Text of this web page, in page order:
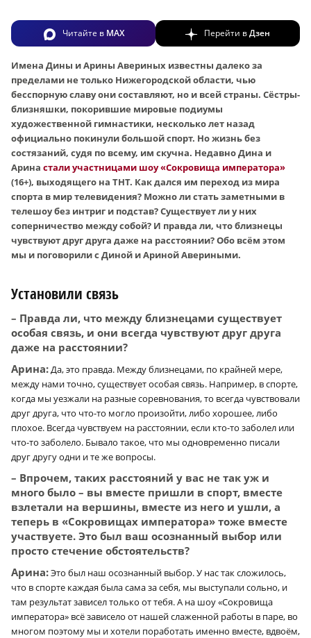
Читайте в MAX Перейти вДзен
Имена Дины и Арины Авериных известны далеко за
пределами не только Нижегородской области, чью
бесспорную славу они составляют, но и всей страны. Сёстры-
близняшки, покорившие мировые подиумы
художественной гимнастики, несколько лет назад
официально покинули большой спорт. Но жизнь без
состязаний, судя по всему, им скучна. Недавно Дина и
Арина стали участницами шоу «Сокровища императора»
(16+), выходящего на ТНТ. Как дался им переход из мира
спорта в мир телевидения? Можно ли стать заметными в
телешоу без интриг и подстав? Существует ли у них
соперничество между собой? И правда ли, что близнецы
чувствуют друг друга даже на расстоянии? Обо всём этом
мы и поговорили с Диной и Ариной Авериными.
Установили связь
– Правда ли, что между близнецами существует
особая связь, и они всегда чувствуют друг друга
даже на расстоянии?
Арина:Да, это правда. Между близнецами, по крайней мере,
между нами точно, существует особая связь. Например, в спорте,
когда мы уезжали на разные соревнования, то всегда чувствовали
друг друга, что что-то могло произойти, либо хорошее, либо
плохое. Всегда чувствуем на расстоянии, если кто-то заболел или
что-то заболело. Бывало такое, что мы одновременно писали
друг другу одни и те же вопросы.
– Впрочем, таких расстояний у вас не так уж и
много было – вы вместе пришли в спорт, вместе
взлетали на вершины, вместе из него и ушли, а
теперь в «Сокровищах императора» тоже вместе
участвуете. Это был ваш осознанный выбор или
просто стечение обстоятельств?
Арина:Это был наш осознанный выбор. У нас так сложилось,
что в спорте каждая была сама за себя, мы выступали сольно, и
там результат зависел только от тебя. А на шоу «Сокровища
императора» всё зависело от нашей слаженной работы в паре, во
многом поэтому мы и хотели поработать именно вместе, вдвоём,